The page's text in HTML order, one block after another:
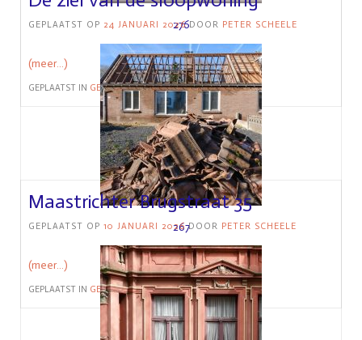
276
(meer…)
GEPLAATST IN GEBOUW
GEPLAATST OP 24 JANUARI 2026DOOR PETER SCHEELE
267
(meer…)
GEPLAATST IN GEBOUW
Maastrichter Brugstraat 35
GEPLAATST OP 10 JANUARI 2026DOOR PETER SCHEELE